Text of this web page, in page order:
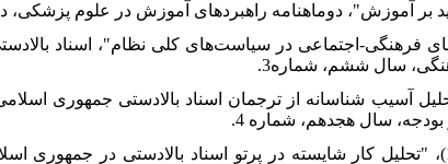
بر آموزش"، دوماهنامه راهبردهای آموزش در علوم پزشکی،
"سهم سیاست‌های فرهنگی-اجتماعی در سیاست‌های کلی نظام"، اسناد
سال ششم، شماره3.
مسعود و نوروزی محمد (1392)، "تحلیل آسیب شناسانه از ترجمان اسناد بالادستی
سال هجدهم، شماره 4.
6. [6]حبیب‌زاده، توکل و اشکبوس، حمزه (1392)، "تحلیل کار شایسته در پرتو اسناد بالادستی در